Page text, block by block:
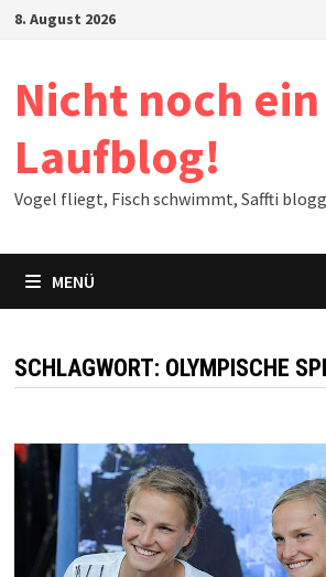
Zum8. August 2026
Nicht noch ein
Laufblog!
Vogel fliegt, Fisch schwimmt, Saffti
MENÜ
SCHLAGWORT: OLYMPISCHE